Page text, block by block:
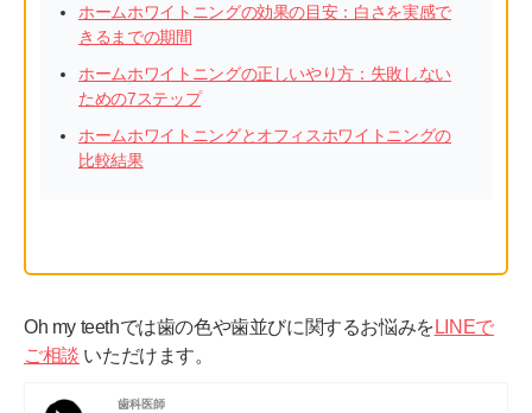
ホームホワイトニングの効果の目安：白さを実感で
きるまでの期間
ホームホワイトニングの正しいやり方：失敗しない
ための7ステップ
ホームホワイトニングとオフィスホワイトニングの
比較結果
Oh my teethでは歯の色や歯並びに関するお悩みをLINEで
ご相談 いただけます。
歯科医師